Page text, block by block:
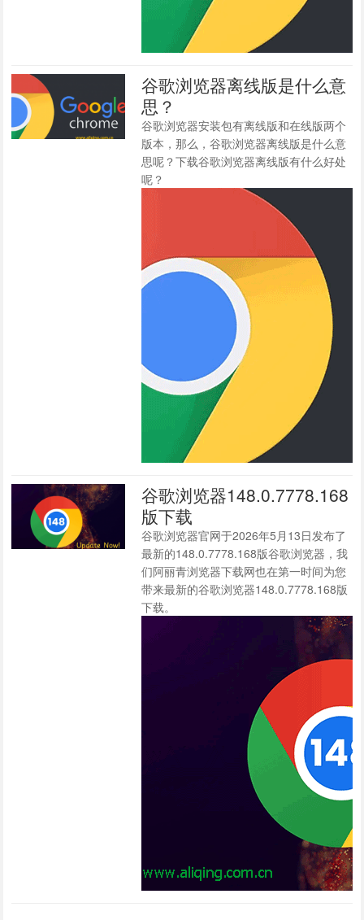
谷歌浏览器离线版是什么意
思？
谷歌浏览器安装包有离线版和在线版两个
版本，那么，谷歌浏览器离线版是什么意
思呢？下载谷歌浏览器离线版有什么好处
呢？
谷歌浏览器148.0.7778.168
版下载
谷歌浏览器官网于2026年5月13日发布了
最新的148.0.7778.168版谷歌浏览器，我
们阿丽青浏览器下载网也在第一时间为您
带来最新的谷歌浏览器148.0.7778.168版
下载。